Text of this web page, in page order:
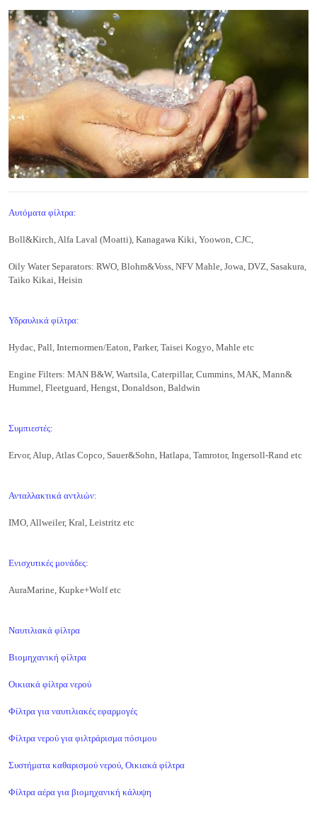
Αυτόματα φίλτρα:
Boll&Kirch, Alfa Laval (Moatti), Kanagawa Kiki, Yoowon, CJC,
Oily Water Separators: RWO, Blohm&Voss, NFV Mahle, Jowa, DVZ, Sasakura,
Taiko Kikai, Heisin
Υδραυλικά φίλτρα:
Hydac, Pall, Internormen/Eaton, Parker, Taisei Kogyo, Mahle etc
Engine Filters: MAN B&W, Wartsila, Caterpillar, Cummins, MAK, Mann&
Hummel, Fleetguard, Hengst, Donaldson, Baldwin
Συμπιεστές:
Ervor, Alup, Atlas Copco, Sauer&Sohn, Hatlapa, Tamrotor, Ingersoll-Rand etc
Ανταλλακτικά αντλιών:
IMO, Allweiler, Kral, Leistritz etc
Ενισχυτικές μονάδες:
AuraMarine, Kupke+Wolf etc
Ναυτιλιακά φίλτρα
Βιομηχανική φίλτρα
Οικιακά φίλτρα νερού
Φίλτρα για ναυτιλιακές εφαρμογές
Φίλτρα νερού για φιλτράρισμα πόσιμου
Συστήματα καθαρισμού νερού, Οικιακά φίλτρα
Φίλτρα αέρα για βιομηχανική κάλυψη